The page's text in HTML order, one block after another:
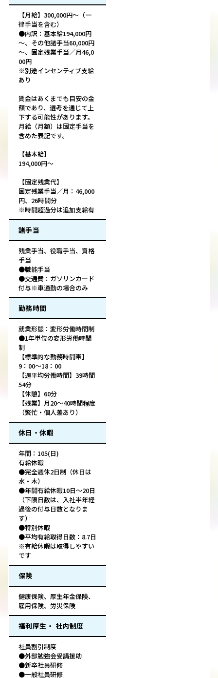
【月給】300,000円～（一
律手当を含む）
●内訳：基本給194,000円
～、その他諸手当60,000円
～、固定残業手当／月46,0
00円
※別途インセンティブ支給
あり
賃金はあくまでも目安の金
額であり、選考を通じて上
下する可能性があります。
月給（月額）は固定手当を
含めた表記です。
【基本給】
194,000円～
【固定残業代】
固定残業手当／月：46,000
円、26時間分
※時間超過分は追加支給有
諸手当
残業手当、役職手当、資格
手当
●職能手当
●交通費：ガソリンカード
付与※車通勤の場合のみ
勤務時間
就業形態：変形労働時間制
●1年単位の変形労働時間
制
【標準的な勤務時間帯】
9：00～18：00
【週平均労働時間】39時間
54分
【休憩】60分
【残業】月20～40時間程度
（繁忙・個人差あり）
休日・休暇
年間：105(日)
有給休暇
●完全週休2日制（休日は
水・木）
●年間有給休暇10日～20日
（下限日数は、入社半年経
過後の付与日数となりま
す）
●特別休暇
●平均有給取得日数：8.7日
※有給休暇は取得しやすい
です
保険
健康保険、厚生年金保険、
雇用保険、労災保険
福利厚生・ 社内制度
社員割引制度
●外部勉強会受講援助
●新卒社員研修
●一般社員研修